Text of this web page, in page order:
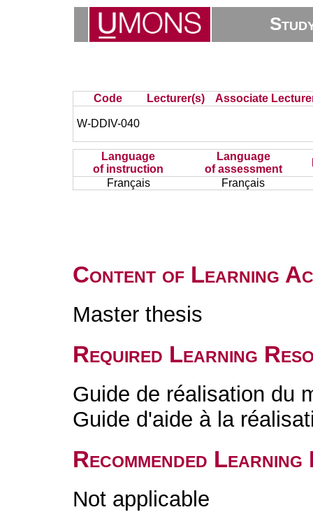
Code Lecturer(s) Associate
W-DDIV-040
Language
of instruction
Language
of assessment
Français
Français
Content of Learning
Master thesis
Required Learning
Guide de réalisation du
Guide d'aide à la
Recommended
Not applicable